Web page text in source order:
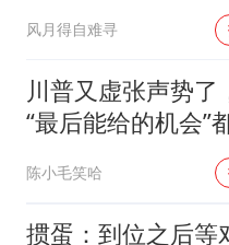
风月得自难寻
川普又虚张声势了
“最后能给的机会”
陈小毛笑哈
掼蛋：到位之后等